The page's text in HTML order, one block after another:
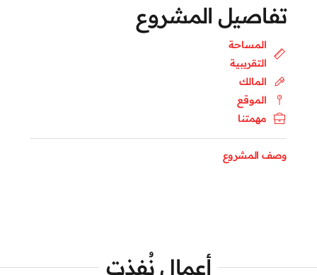
تفاصيل المشروع
المساحة
التقريبية
المالك
الموقع
مهمتنا
وصف المشروع
أعمال نُفذت